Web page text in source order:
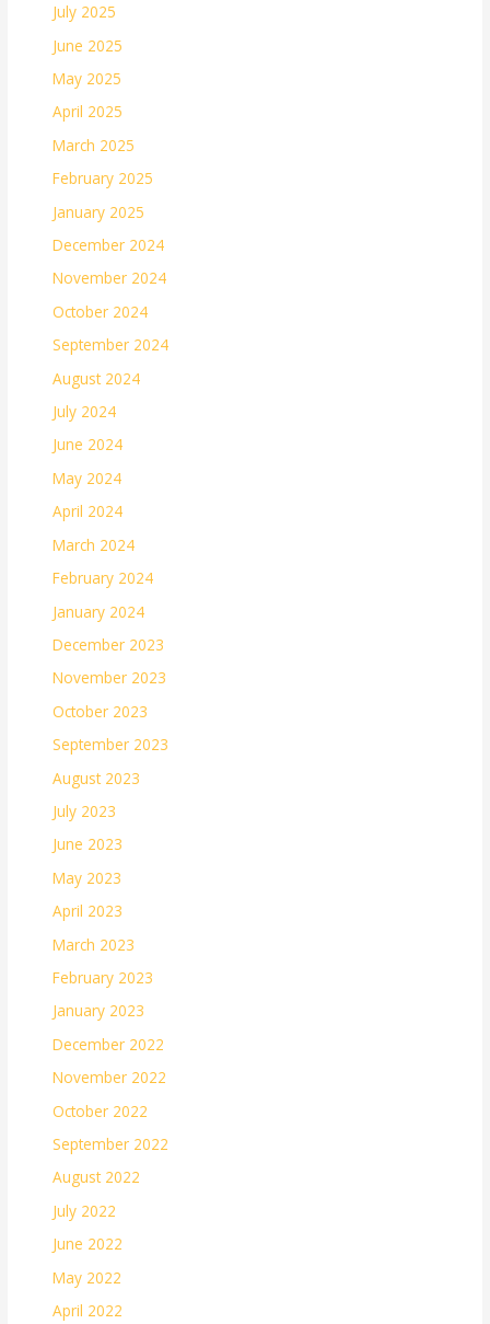
July 2025
June 2025
May 2025
April 2025
March 2025
February 2025
January 2025
December 2024
November 2024
October 2024
September 2024
August 2024
July 2024
June 2024
May 2024
April 2024
March 2024
February 2024
January 2024
December 2023
November 2023
October 2023
September 2023
August 2023
July 2023
June 2023
May 2023
April 2023
March 2023
February 2023
January 2023
December 2022
November 2022
October 2022
September 2022
August 2022
July 2022
June 2022
May 2022
April 2022